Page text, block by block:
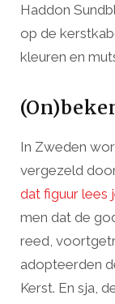
Haddon
op de
kleuren en
In Zweden
vergezeld
dat figuur lees
men dat de
reed,
adopteerden
Kerst. En sja,